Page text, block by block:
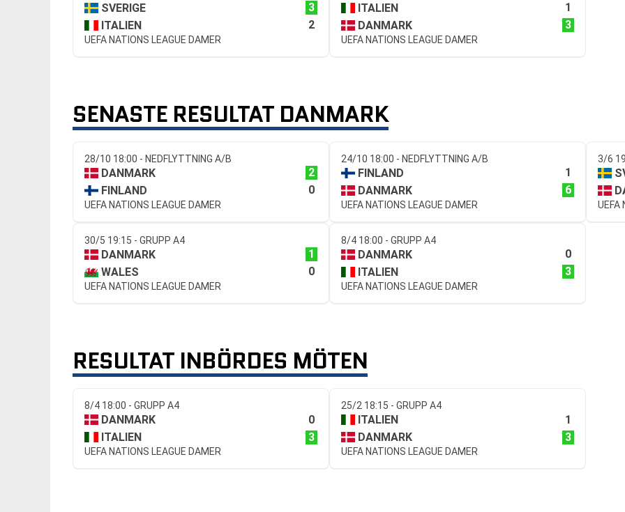
SVERIGE
3
ITALIEN
2
UEFA NATIONS LEAGUE DAMER
ITALIEN
1
DANMARK
3
UEFA NATIONS LEAGUE DAMER
SENASTE RESULTAT DANMARK
28/10 18:00 - NEDFLYTTNING A/B
DANMARK
2
FINLAND
0
UEFA NATIONS LEAGUE DAMER
24/10 18:00 - NEDFLYTTNING A/B
FINLAND
1
DANMARK
6
UEFA NATIONS LEAGUE DAMER
3/6
UEFA
30/5 19:15 - GRUPP A4
DANMARK
1
WALES
0
UEFA NATIONS LEAGUE DAMER
8/4 18:00 - GRUPP A4
DANMARK
0
ITALIEN
3
UEFA NATIONS LEAGUE DAMER
RESULTAT INBÖRDES MÖTEN
8/4 18:00 - GRUPP A4
DANMARK
0
ITALIEN
3
UEFA NATIONS LEAGUE DAMER
25/2 18:15 - GRUPP A4
ITALIEN
1
DANMARK
3
UEFA NATIONS LEAGUE DAMER